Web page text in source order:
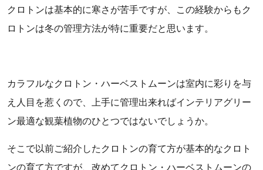
クロトンは基本的に寒さが苦手ですが、この経験からもク
ロトンは冬の管理方法が特に重要だと思います。
カラフルなクロトン・ハーベストムーンは室内に彩りを与
え人目を惹くので、上手に管理出来ればインテリアグリー
ン最適な観葉植物のひとつではないでしょうか。
そこで以前ご紹介したクロトンの育て方が基本的なクロト
ンの育て方ですが、改めてクロトン・ハーベストムーンの